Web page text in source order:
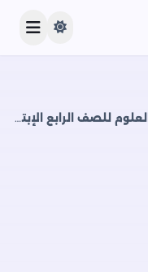
الآداء المنزلي في الأسبوع الاول مادة العلوم للصف الرابع الإبتدائي الترم الثاني 2025 بصيغة PDF